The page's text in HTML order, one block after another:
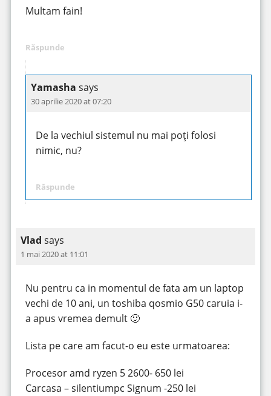
Multam fain!
Răspunde
Yamasha says
30 aprilie 2020 at 07:20
De la vechiul sistemul nu mai poți folosi
nimic, nu?
Răspunde
Vlad says
1 mai 2020 at 11:01
Nu pentru ca in momentul de fata am un laptop
vechi de 10 ani, un toshiba qosmio G50 caruia i-
a apus vremea demult 🙂
Lista pe care am facut-o eu este urmatoarea:
Procesor amd ryzen 5 2600- 650 lei
Carcasa – silentiumpc Signum -250 lei